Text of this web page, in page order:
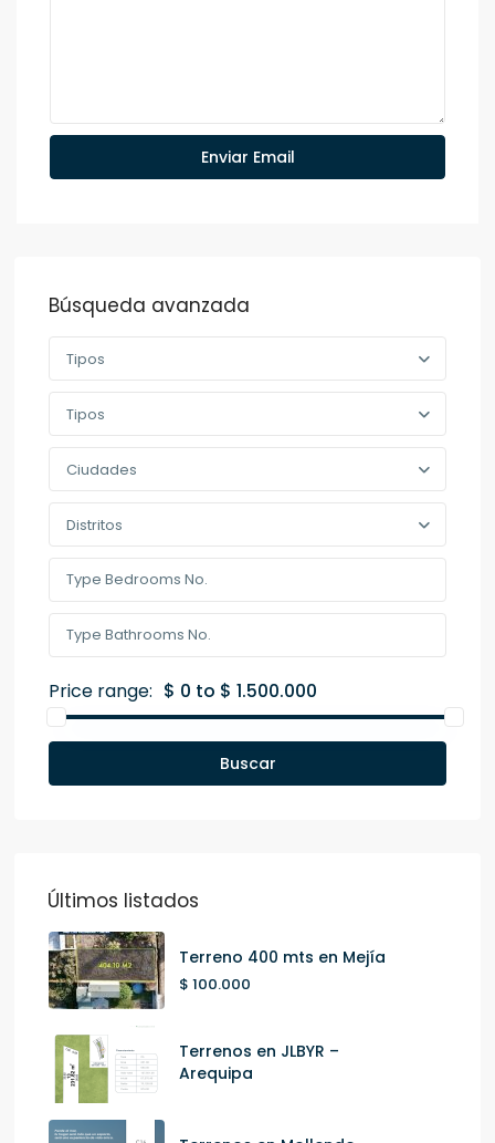
Búsqueda avanzada
Tipos
Tipos
Ciudades
Distritos
Price range: $ 0 to $ 1.500.000
Buscar
Últimos listados
Terreno 400 mts en Mejía
$ 100.000
Terrenos en JLBYR –
Arequipa